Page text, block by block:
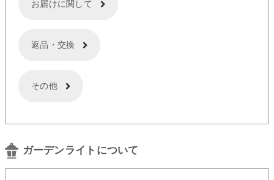
お届けに関して
返品・交換
その他
ガーデンライトについて